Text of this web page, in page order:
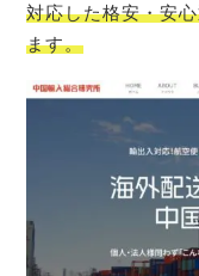
対応した格安・安
ます。